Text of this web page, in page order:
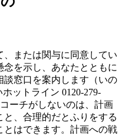
、または関与に同意してい
を示し、あなたとともに
談窓口を案内します（いの
ットライン 0120-279-
ーチがしないのは、計画
、合理的だとふりをする
とはできます。計画への戦